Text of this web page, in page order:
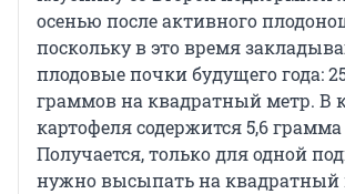
осенью после активного
поскольку в это время
плодовые почки будущего года:
граммов на квадратный метр. В
картофеля содержится 5,6
Получается, только для одной
нужно высыпать на квадратный